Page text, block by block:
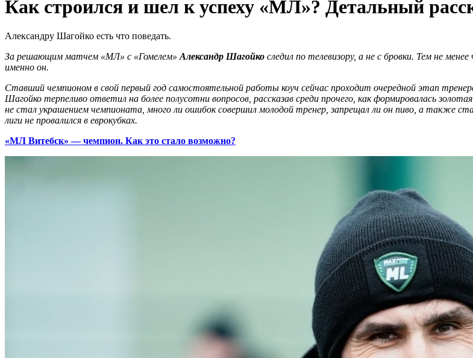
Как строился и шел к успеху «МЛ»? Детальный
Александру Шагойко есть что поведать.
За решающим матчем «МЛ» с «Гомелем» Александр Шагойко следил по телевизору, а не с бровки. Тем не
именно он.
Ставший чемпионом в свой первый год самостоятельной работы коуч сейчас проходит очередной этап
Шагойко терпеливо ответил на более полусотни вопросов, рассказав среди прочего, как формировалась
не стал украшением чемпионата, много ли ошибок совершил молодой тренер, запрещал ли он пиво, а также
лиги не провалился в еврокубках.
«МЛ Витебск» — чемпион. Как это стало возможно?